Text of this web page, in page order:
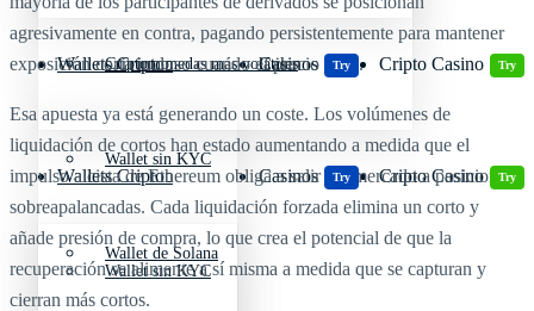
Wallets Cripto
Wallet sin KYC
Wallet de Solana
Casinos Try Cripto Casino Try
Criptomonedas más volátiles
Wallets Cripto
Wallet sin KYC
Casinos Try Cripto Casino Try
agresivamente en contra, pagando persistentemente para mantener
exposición corta incluso cuando el precio sube.
Esa apuesta ya está generando un coste. Los volúmenes de
liquidación de cortos han estado aumentando a medida que el
impulso alcista de Ethereum obliga a salir del mercado a posiciones
sobreapalancadas. Cada liquidación forzada elimina un corto y
añade presión de compra, lo que crea el potencial de que la
recuperación se alimente a sí misma a medida que se capturan y
cierran más cortos.